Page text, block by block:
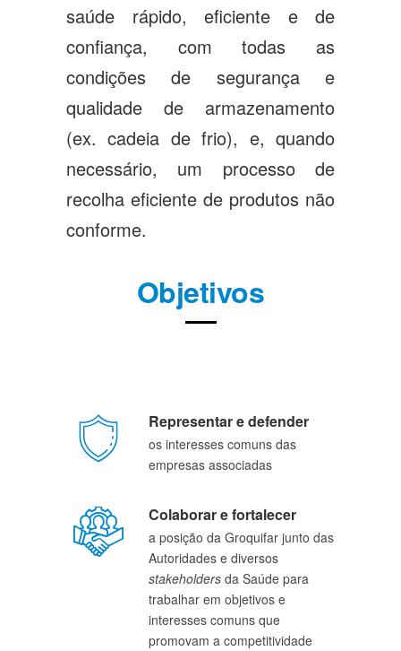
saúde rápido, eficiente e de
confiança, com todas as
condições de segurança e
qualidade de armazenamento
(ex. cadeia de frio), e, quando
necessário, um processo de
recolha eficiente de produtos não
conforme.
Objetivos
Representar e defender
os interesses comuns das
empresas associadas
Colaborar e fortalecer
a posição da Groquifar junto das
stakeholders da Saúde para
trabalhar em objetivos e
interesses comuns que
promovam a competitividade